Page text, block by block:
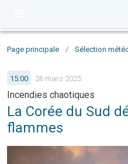
Page principale / Sélection
15:00 26 mars 2025
Incendies chaotiques
La Corée du Sud
flammes